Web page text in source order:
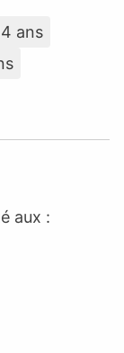
ans
aux :